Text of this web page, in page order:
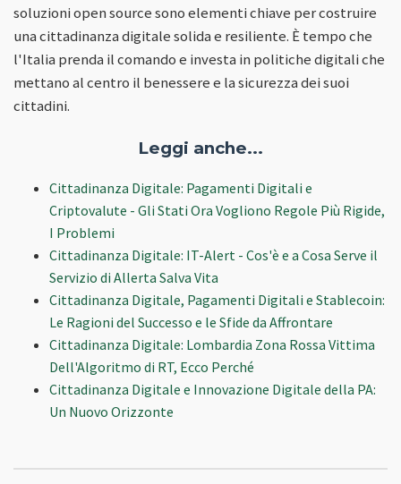
soluzioni open source sono elementi chiave per costruire
una cittadinanza digitale solida e resiliente. È tempo che
l'Italia prenda il comando e investa in politiche digitali che
mettano al centro il benessere e la sicurezza dei suoi
cittadini.
Leggi anche...
Cittadinanza Digitale: Pagamenti Digitali e
Criptovalute - Gli Stati Ora Vogliono Regole Più Rigide,
I Problemi
Cittadinanza Digitale: IT-Alert - Cos'è e a Cosa Serve il
Servizio di Allerta Salva Vita
Cittadinanza Digitale, Pagamenti Digitali e Stablecoin:
Le Ragioni del Successo e le Sfide da Affrontare
Cittadinanza Digitale: Lombardia Zona Rossa Vittima
Dell'Algoritmo di RT, Ecco Perché
Cittadinanza Digitale e Innovazione Digitale della PA:
Un Nuovo Orizzonte